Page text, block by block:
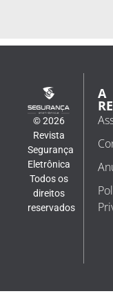
© 2026
Revista
Segurança
Eletrônica
Todos os
direitos
reservados
A